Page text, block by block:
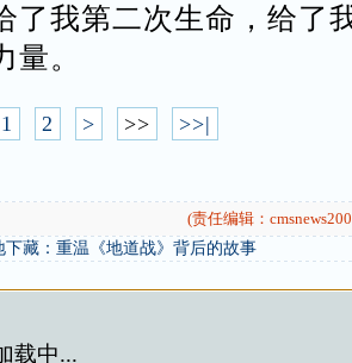
了我第二次生命，给了
。
1 2 > >> >>|
(责任编辑：
下藏：重温《地道战》背后的故事
载中...